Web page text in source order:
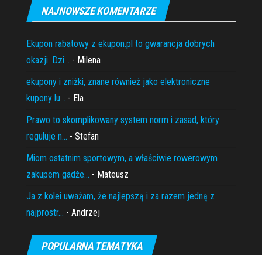
NAJNOWSZE KOMENTARZE
Ekupon rabatowy z ekupon.pl to gwarancja dobrych
okazji. Dzi... - Milena
ekupony i zniżki, znane również jako elektroniczne
kupony lu... - Ela
Prawo to skomplikowany system norm i zasad, który
reguluje n... - Stefan
Miom ostatnim sportowym, a właściwie rowerowym
zakupem gadże... - Mateusz
Ja z kolei uważam, że najlepszą i za razem jedną z
najprostr... - Andrzej
POPULARNA TEMATYKA